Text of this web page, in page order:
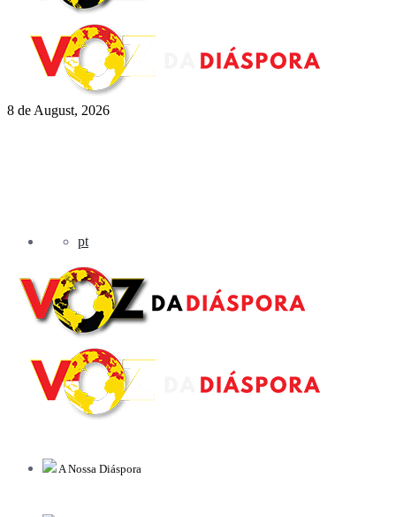
8 de August, 2026
pt
A Nossa Diáspora